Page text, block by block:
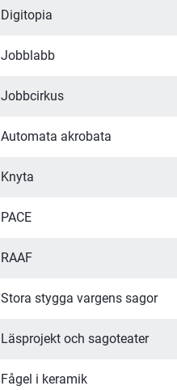
Digitopia
Jobblabb
Jobbcirkus
Automata akrobata
Knyta
PACE
RAAF
Stora stygga vargens sagor
Läsprojekt och sagoteater
Fågel i keramik